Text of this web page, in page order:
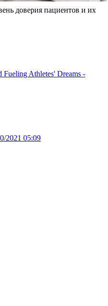
доверия пациентов и их
Athletes' Dreams -
2021 05:09